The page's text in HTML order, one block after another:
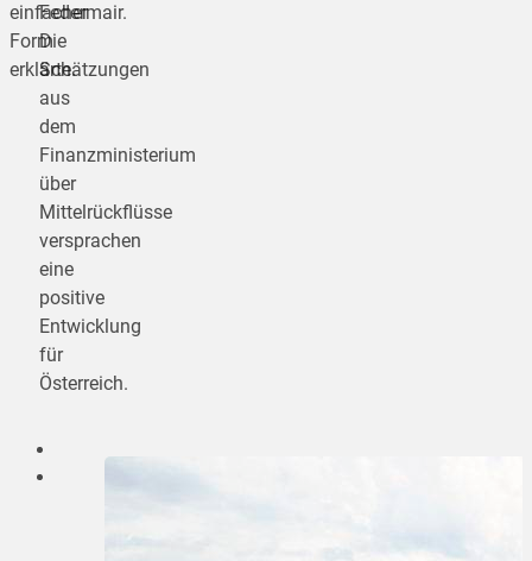
einfacher
Form
erklärte.
Federmair.
Die
Schätzungen
aus
dem
Finanzministerium
über
Mittelrückflüsse
versprachen
eine
positive
Entwicklung
für
Österreich.